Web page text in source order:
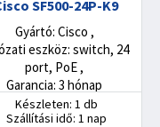
SF500-24P-K9
Gyártó: Cisco
eszköz: switch, 24
port, PoE
Garancia: 3 hónap
Készleten: 1 db
Szállítási idő: 1 nap